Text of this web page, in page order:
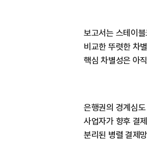
보고서는 스테이
비교한 뚜렷한 차
핵심 차별성은 아
은행권의 경계심
사업자가 향후 결
분리된 병렬 결제